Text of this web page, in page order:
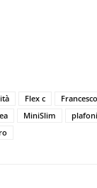
Flex c
MiniSlim